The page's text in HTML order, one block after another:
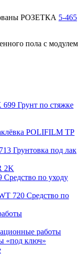
РОЗЕТКА 5-465
Грунт по стяжке
POLIFILM TP
Грунтовка под лак
2K
Средство по уходу
Средство по
работы
«под ключ»